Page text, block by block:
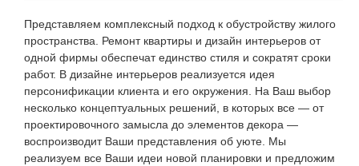
Представляем комплексный подход к обустройству жилого
пространства. Ремонт квартиры и дизайн интерьеров от
одной фирмы обеспечат единство стиля и сократят сроки
работ. В дизайне интерьеров реализуется идея
персонификации клиента и его окружения. На Ваш выбор
несколько концептуальных решений, в которых все — от
проектировочного замысла до элементов декора —
воспроизводит Ваши представления об уюте. Мы
реализуем все Ваши идеи новой планировки и предложим